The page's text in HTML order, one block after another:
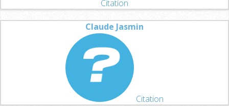
Citation
Claude Jasmin
Citation